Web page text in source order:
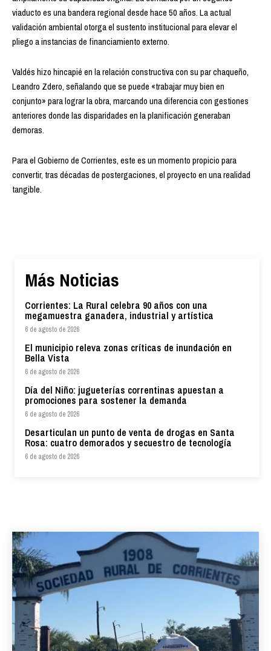
viaducto es una bandera regional desde hace 50 años. La actual
validación ambiental otorga el sustento institucional para elevar el
pliego a instancias de financiamiento externo.
Valdés hizo hincapié en la relación constructiva con su par chaqueño,
Leandro Zdero, señalando que se puede «trabajar muy bien en
conjunto» para lograr la obra, marcando una diferencia con gestiones
anteriores donde las disparidades en la planificación generaban
demoras.
Para el Gobierno de Corrientes, este es un momento propicio para
convertir, tras décadas de postergaciones, el proyecto en una realidad
tangible.
Más Noticias
Corrientes: La Rural celebra 90 años con una
megamuestra ganadera, industrial y artística
6 de agosto de 2026
El municipio releva zonas críticas de inundación en
Bella Vista
6 de agosto de 2026
Día del Niño: jugueterías correntinas apuestan a
promociones para sostener la demanda
6 de agosto de 2026
Desarticulan un punto de venta de drogas en Santa
Rosa: cuatro demorados y secuestro de tecnología
6 de agosto de 2026